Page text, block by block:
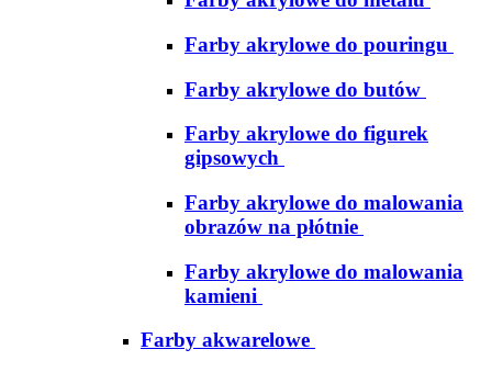
Farby akrylowe do pouringu
Farby akrylowe do butów
Farby akrylowe do figurek
gipsowych
Farby akrylowe do malowania
obrazów na płótnie
Farby akrylowe do malowania
kamieni
Farby akwarelowe